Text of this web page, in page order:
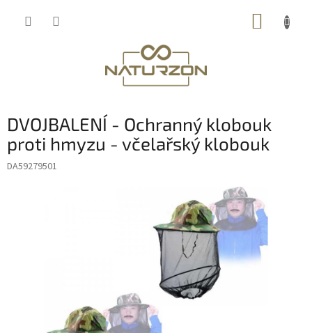
DVOJBALENÍ - Ochranný klobouk
proti hmyzu - včelařský klobouk
DA59279501